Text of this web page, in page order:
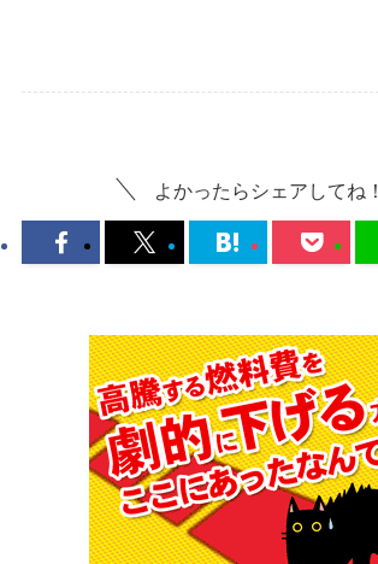
よかったらシェアしてね！